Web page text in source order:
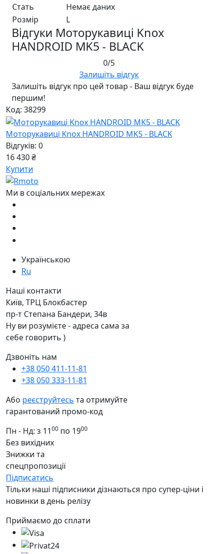
Стать
Немає даних
Розмір
L
Відгуки Моторукавиці Knox
HANDROID MK5 - BLACK
0/5
Залишіть відгук
Залишіть відгук про цей товар - Ваш відгук буде
першим!
Код: 38299
Моторукавиці Knox HANDROID MK5 - BLACK
Відгуків: 0
16 430 ₴
Купити
Ми в соціальних мережах
Українською
Ru
Наші контакти
Київ, ТРЦ Блокбастер
пр-т Степана Бандери, 34в
Ну ви розумієте - адреса сама за
себе говорить )
Дзвоніть нам
+38 050 411-11-81
+38 050 333-11-81
Або реєструйтесь та отримуйте
гарантований промо-код
Пн - Нд: з 1100 по 1900
Без вихідних
Знижки та
спецпропозиції
Підписатись
Тільки наші підписники дізнаються про супер-ціни і
новинки в день релізу
Приймаємо до сплати